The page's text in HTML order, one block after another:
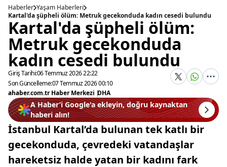
Haberler Yaşam Haberleri
Kartal'da şüpheli ölüm: Metruk gecekonduda kadın cesedi bulundu
Kartal'da şüpheli ölüm:
Metruk gecekonduda
kadın cesedi bulundu
Giriş Tarihi:06 Temmuz 2026 22:22
Son Güncelleme:07 Temmuz 2026 00:10
ahaber.com.tr Haber Merkezi |DHA
A Haber’i Google'a ekleyin, doğru kaynaktan
haberi alın!
İstanbul Kartal’da bulunan tek katlı bir
gecekonduda, çevredeki vatandaşlar
hareketsiz halde yatan bir kadını fark